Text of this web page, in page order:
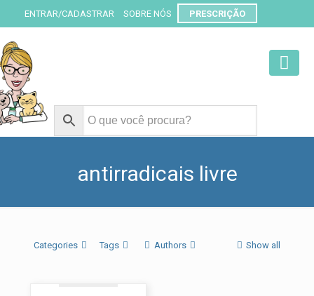
ENTRAR/CADASTRAR SOBRE NÓS PRESCRIÇÃO
antirradicais livre
Categories Tags Authors Show all